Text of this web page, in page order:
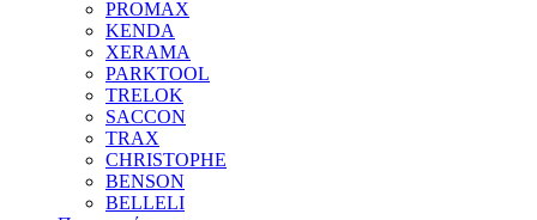
PROMAX
KENDA
XERAMA
PARKTOOL
TRELOK
SACCON
TRAX
CHRISTOPHE
BENSON
BELLELI